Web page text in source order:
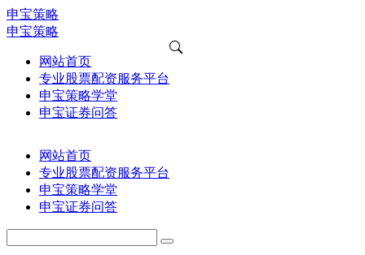
申宝策略
申宝策略
网站首页
专业股票配资服务平台
申宝策略学堂
申宝证券问答
网站首页
专业股票配资服务平台
申宝策略学堂
申宝证券问答